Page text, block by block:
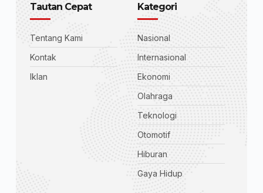
Tautan Cepat
Tentang Kami
Kontak
Iklan
Kategori
Nasional
Internasional
Ekonomi
Olahraga
Teknologi
Otomotif
Hiburan
Gaya Hidup